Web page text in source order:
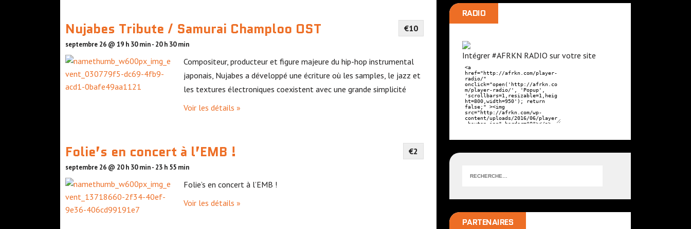
a
f
i
c
e
l
a
l
i
e
d
e
s
É
€10
Nujabes Tribute / Samurai Champloo OST
septembre 26 @ 19 h 30 min- 20 h 30 min
Compositeur, producteur et figure majeure du hip-hop instrumental
japonais, Nujabes a développé une écriture où les samples, le jazz et
les textures électroniques coexistent avec une grande simplicité
Voir les détails »
€2
Folie’s en concert à l’EMB !
septembre 26 @ 20 h 30 min- 23 h 55 min
Folie’s en concert à l’EMB !
Voir les détails »
RADIO
Intégrer #AFRKN RADIO sur votre site
PARTENAIRES